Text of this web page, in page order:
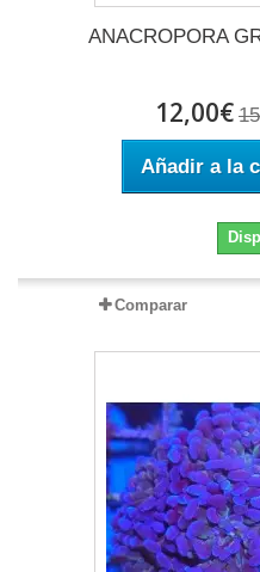
ANACROPORA
12,00€
Añadir a la
Comparar